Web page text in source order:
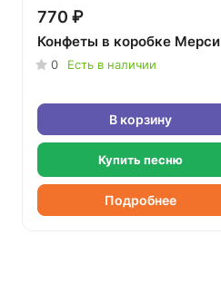
770 ₽
Конфеты в коробке Мерси
0 Есть в наличии
В корзину
Купить песню
Подробнее